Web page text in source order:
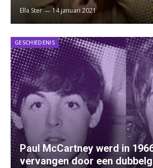
Ella Ster 14 januari 2021
GESCHIEDENIS
Paul McCartney werd in
vervangen door een